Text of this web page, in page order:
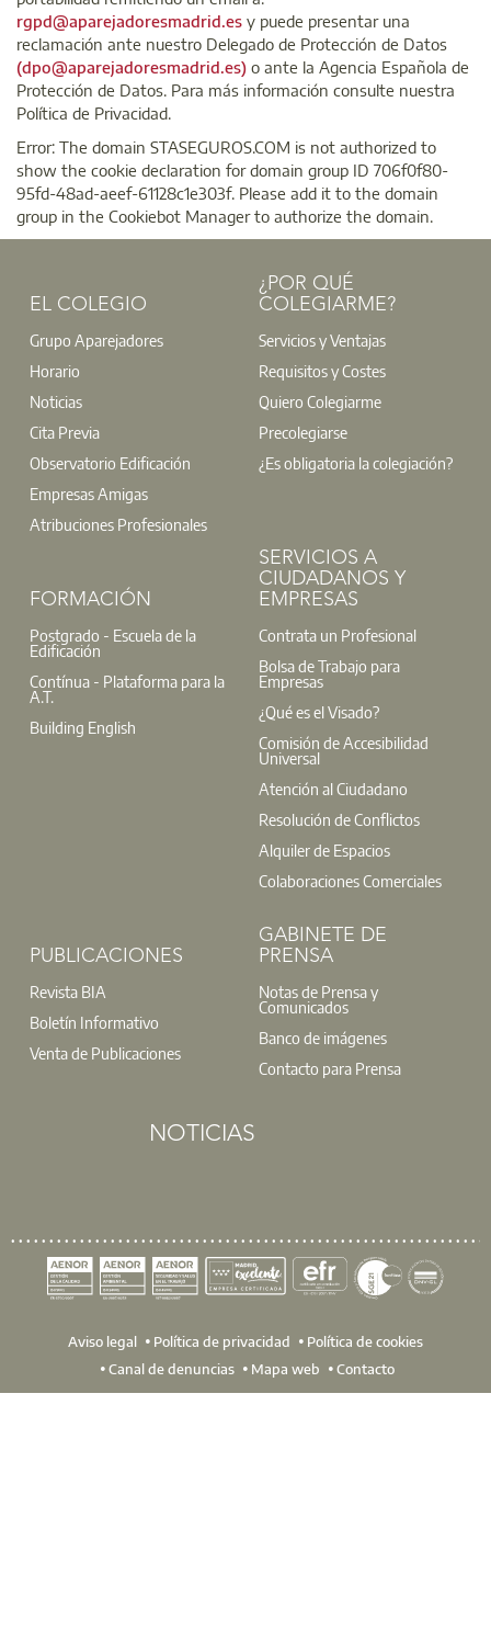
rgpd@aparejadoresmadrid.es y puede presentar una
reclamación ante nuestro Delegado de Protección de Datos
(dpo@aparejadoresmadrid.es) o ante la Agencia Española de
Protección de Datos. Para más información consulte nuestra
Política de Privacidad.
Error: The domain STASEGUROS.COM is not authorized to
show the cookie declaration for domain group ID 706f0f80-
95fd-48ad-aeef-61128c1e303f. Please add it to the domain
group in the Cookiebot Manager to authorize the domain.
EL COLEGIO
Grupo Aparejadores
Horario
Noticias
Cita Previa
Observatorio Edificación
Empresas Amigas
Atribuciones Profesionales
¿POR QUÉ
COLEGIARME?
Servicios y Ventajas
Requisitos y Costes
Quiero Colegiarme
Precolegiarse
¿Es obligatoria la colegiación?
FORMACIÓN
Postgrado - Escuela de la
Edificación
Contínua - Plataforma para la
A.T.
Building English
SERVICIOS A
CIUDADANOS Y
EMPRESAS
Contrata un Profesional
Bolsa de Trabajo para
Empresas
¿Qué es el Visado?
Comisión de Accesibilidad
Universal
Atención al Ciudadano
Resolución de Conflictos
Alquiler de Espacios
Colaboraciones Comerciales
PUBLICACIONES
Revista BIA
Boletín Informativo
Venta de Publicaciones
GABINETE DE
PRENSA
Notas de Prensa y
Comunicados
Banco de imágenes
Contacto para Prensa
NOTICIAS
Aviso legal Política de privacidad
Política de cookies
Canal de denuncias
Mapa web Contacto